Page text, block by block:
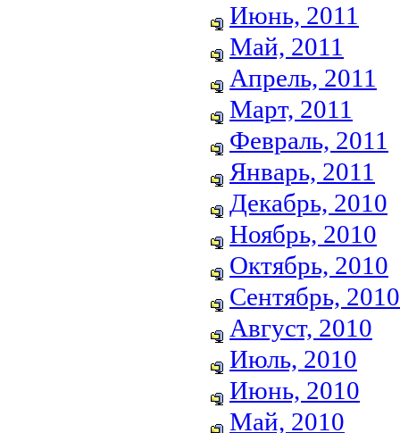
Июнь, 2011
Май, 2011
Апрель, 2011
Март, 2011
Февраль, 2011
Январь, 2011
Декабрь, 2010
Ноябрь, 2010
Октябрь, 2010
Сентябрь, 2010
Август, 2010
Июль, 2010
Июнь, 2010
Май, 2010